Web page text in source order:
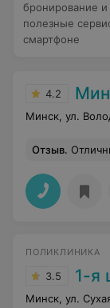
бронирование и
полезные
смартфоне
4.2 Минский
Минск, ул.
Отзыв. Отличный
ПОЛИКЛИНИКА
3.5 1-я
Минск, ул.